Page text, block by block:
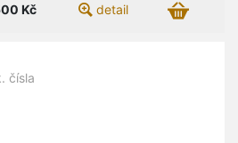
Kč detail
čísla